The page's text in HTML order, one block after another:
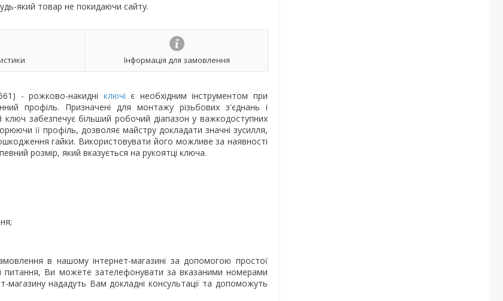
який товар не покидаючи сайту.
Інформація для замовлення
- рожково-накидні ключі є необхідним інструментом при
профіль. Призначені для монтажу різьбових з'єднань і
ключ забезпечує більший робочий діапазон у важкодоступних
її профіль, дозволяє майстру докладати значні зусилля,
гайки. Використовувати його можливе за наявності
розмір, який вказується на рукоятці ключа.
в нашому інтернет-магазині за допомогою простої
питання, Ви можете зателефонувати за вказаними номерами
магазину нададуть Вам докладні консультації та допоможуть